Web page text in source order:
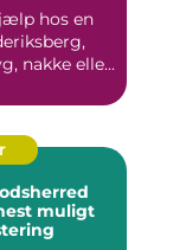
hos en
nakke elle...
muligt